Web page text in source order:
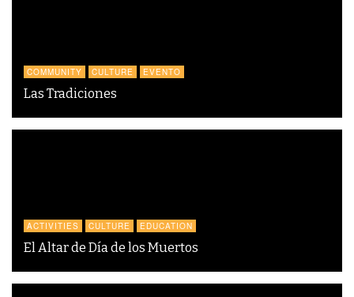
COMMUNITY CULTURE EVENTO
Las Tradiciones
ACTIVITIES CULTURE EDUCATION
El Altar de Día de los Muertos